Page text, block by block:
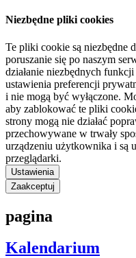
Niezbędne pliki cookies
Te pliki cookie są niezbędne
poruszanie się po naszym
działanie niezbędnych
ustawienia preferencji
i nie mogą być wyłączone.
aby zablokować te pliki
strony mogą nie działać
przechowywane w trwały
urządzeniu użytkownika i są
przeglądarki.
Ustawienia
Zaakceptuj
pagina
Kalendarium